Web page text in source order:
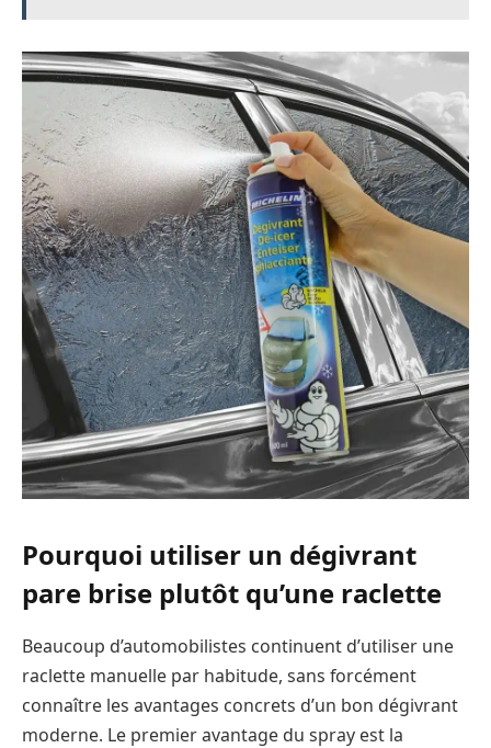
Pourquoi utiliser un dégivrant
pare brise plutôt qu’une raclette
Beaucoup d’automobilistes continuent d’utiliser une
raclette manuelle par habitude, sans forcément
connaître les avantages concrets d’un bon dégivrant
moderne. Le premier avantage du spray est la